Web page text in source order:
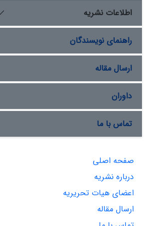
اطلاعات نشریه
راهنمای نویسندگان
ارسال مقاله
داوران
تماس با ما
صفحه اصلی
درباره نشریه
اعضای هیات تحریریه
ارسال مقاله